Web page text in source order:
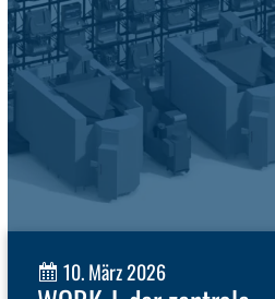
10. März 2026